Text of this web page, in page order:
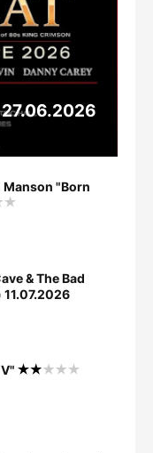
"Born
& The Bad